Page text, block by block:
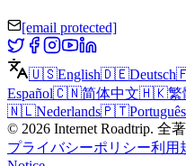
[email protected]
🇺🇸English🇩🇪Deutsch
Español🇨🇳简体中文🇭🇰繁
🇳🇱Nederlands🇵🇹Português
© 2026 Internet Roadtrip. 全
プライバシーポリシー利用